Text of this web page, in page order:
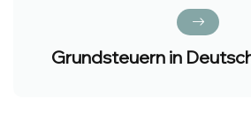
Grundsteuern in